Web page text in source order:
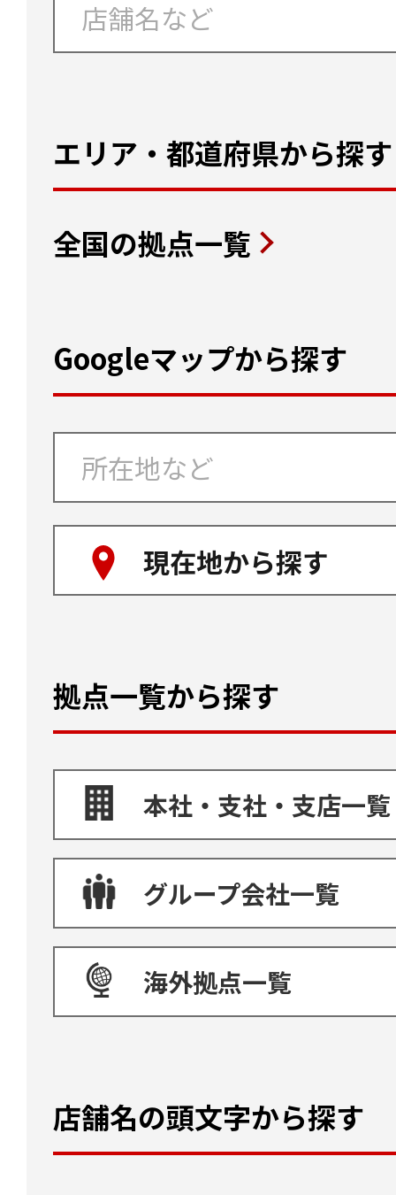
エリア・都道府県から探す
全国の拠点一覧
Googleマップから探す
現在地から探す
拠点一覧から探す
本社・支社・支店一覧
グループ会社一覧
海外拠点一覧
店舗名の頭文字から探す